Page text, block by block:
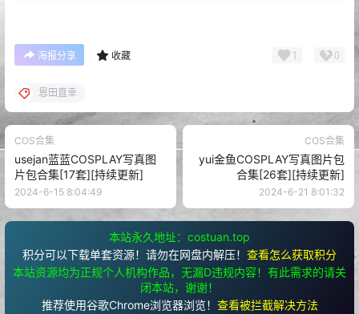
海报分享 收藏 1 0
恩田直幸
COS合集
usejan蓝蓝COSPLAY写真图
片包合集[17套][持续更新]
2024-6-15 8:04:49
COS合集
yui金鱼COSPLAY写真图片包
合集[26套][持续更新]
2024-6-21 8:01:32
本站永久地址：costuan.top
积分可以下载单套资源！请勿在网盘内解压！ 查看怎么获取积分
本站资源均为正规个人机构作品，无漏D违规内容！有此需求的请关
闭本站，谢谢！
推荐使用谷歌Chrome浏览器浏览！ 查看被拦截解决方法